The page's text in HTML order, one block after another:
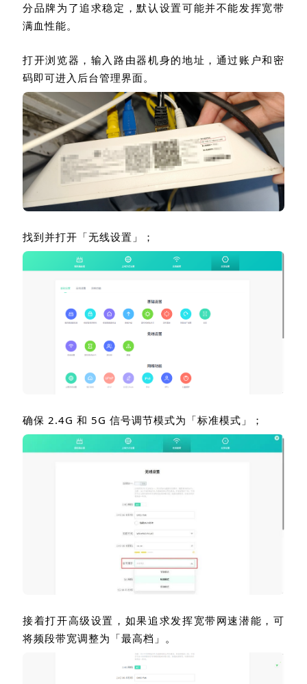
分品牌为了追求稳定，默认设置可能并不能发挥宽带
满血性能。
打开浏览器，输入路由器机身的地址，通过账户和密
码即可进入后台管理界面。
找到并打开「无线设置」；
确保 2.4G 和 5G 信号调节模式为「标准模式」；
接着打开高级设置，如果追求发挥宽带网速潜能，可
将频段带宽调整为「最高档」。